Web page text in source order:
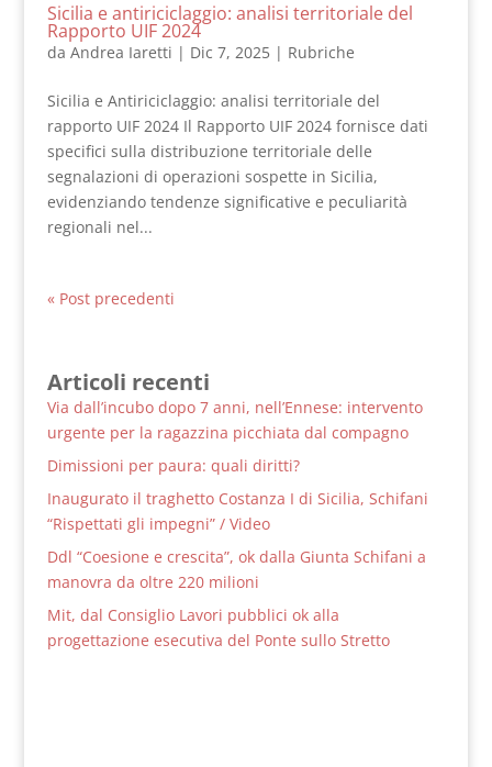
Sicilia e antiriciclaggio: analisi territoriale del
Rapporto UIF 2024
da Andrea Iaretti | Dic 7, 2025| Rubriche
Sicilia e Antiriciclaggio: analisi territoriale del
rapporto UIF 2024 Il Rapporto UIF 2024 fornisce dati
specifici sulla distribuzione territoriale delle
segnalazioni di operazioni sospette in Sicilia,
evidenziando tendenze significative e peculiarità
regionali nel...
« Post precedenti
Articoli recenti
Via dall’incubo dopo 7 anni, nell’Ennese: intervento
urgente per la ragazzina picchiata dal compagno
Dimissioni per paura: quali diritti?
Inaugurato il traghetto Costanza I di Sicilia, Schifani
“Rispettati gli impegni” / Video
Ddl “Coesione e crescita”, ok dalla Giunta Schifani a
manovra da oltre 220 milioni
Mit, dal Consiglio Lavori pubblici ok alla
progettazione esecutiva del Ponte sullo Stretto